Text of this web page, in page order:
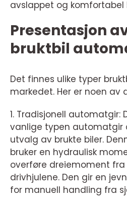
avslappet og komfortabel
Presentasjon
bruktbil
Det finnes ulike typer
markedet. Her er noen
1. Tradisjonell automatgir:
vanlige typen automatgir
utvalg av brukte biler.
bruker en hydraulisk
overføre dreiemoment
drivhjulene. Den gir en
for manuell handling fra